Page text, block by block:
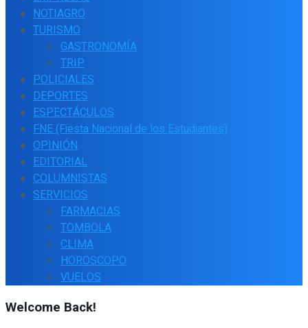
NOTIAGRO
TURISMO
GASTRONOMÍA
TRIP
POLICIALES
DEPORTES
ESPECTÁCULOS
FNE (Fiesta Nacional de los Estudiantes)
OPINIÓN
EDITORIAL
COLUMNISTAS
SERVICIOS
FARMACIAS
TOMBOLA
CLIMA
HOROSCOPO
VUELOS
Welcome Back!